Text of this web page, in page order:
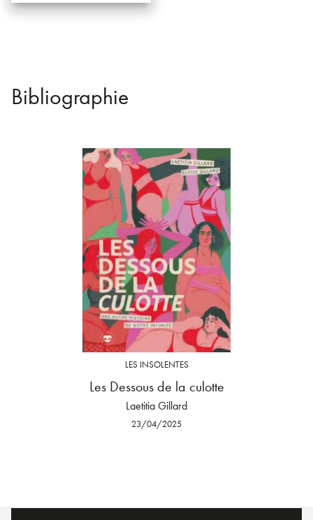
Bibliographie
LES INSOLENTES
Les Dessous de la culotte
Laetitia Gillard
23/04/2025